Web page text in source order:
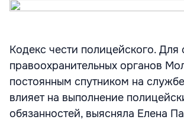
Кодекс чести полицейского. Для
правоохранительных органов
постоянным спутником на
влияет на выполнение
обязанностей, выясняла Елена